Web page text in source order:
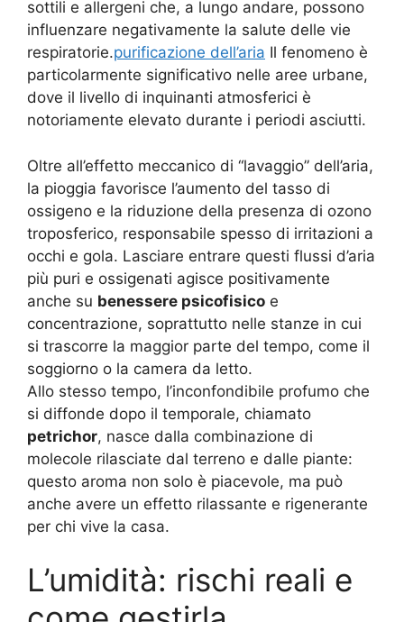
sottili e allergeni che, a lungo andare, possono
influenzare negativamente la salute delle vie
respiratorie.purificazione dell’aria Il fenomeno è
particolarmente significativo nelle aree urbane,
dove il livello di inquinanti atmosferici è
notoriamente elevato durante i periodi asciutti.
Oltre all’effetto meccanico di “lavaggio” dell’aria,
la pioggia favorisce l’aumento del tasso di
ossigeno e la riduzione della presenza di ozono
troposferico, responsabile spesso di irritazioni a
occhi e gola. Lasciare entrare questi flussi d’aria
più puri e ossigenati agisce positivamente
anche su benessere psicofisico e
concentrazione, soprattutto nelle stanze in cui
si trascorre la maggior parte del tempo, come il
soggiorno o la camera da letto.
Allo stesso tempo, l’inconfondibile profumo che
si diffonde dopo il temporale, chiamato
petrichor, nasce dalla combinazione di
molecole rilasciate dal terreno e dalle piante:
questo aroma non solo è piacevole, ma può
anche avere un effetto rilassante e rigenerante
per chi vive la casa.
L’umidità: rischi reali e